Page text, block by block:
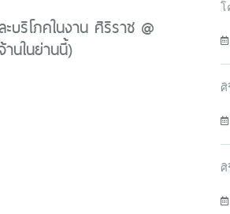
บริโภคในงาน ศิริราช @
นในย่านนี้)
โ
ศิ
ศิ